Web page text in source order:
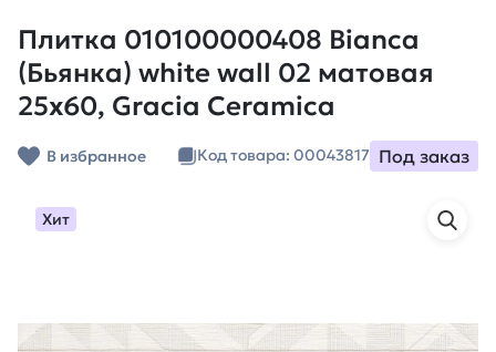
Плитка 010100000408 Bianca
(Бьянка) white wall 02 матовая
25х60, Gracia Ceramica
В избранное Код товара: 00043817 Под заказ
Хит